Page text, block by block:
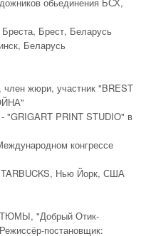
Брест, Беларусь
Беларусь
член жюри, участник "BREST
"GRIGART PRINT STUDIO" в
конгрессе
Нью Йорк, США
"Добрый Отик-
постановщик: